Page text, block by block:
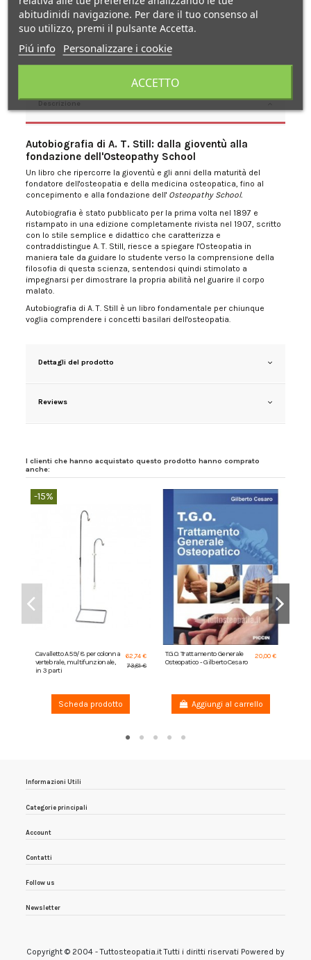
Descrizione
Autobiografia di A. T. Still: dalla gioventù alla
fondazione dell'Osteopathy School
Un libro che ripercorre la gioventù e gli anni della maturità del
fondatore dell'osteopatia e della medicina osteopatica, fino al
concepimento e alla fondazione dell' Osteopathy School.
Autobiografia è stato pubblicato per la prima volta nel 1897 e
ristampato in una edizione completamente rivista nel 1907, scritto
con lo stile semplice e didattico che caratterizza e
contraddistingue A. T. Still, riesce a spiegare l'Osteopatia in
maniera tale da guidare lo studente verso la comprensione della
filosofia di questa scienza, sentendosi quindi stimolato a
impegnarsi per dimostrare la propria abilità nel guarire il corpo
malato.
Autobiografia di A. T. Still è un libro fondamentale per chiunque
voglia comprendere i concetti basilari dell'osteopatia.
Dettagli del prodotto
Reviews
I clienti che hanno acquistato questo prodotto hanno comprato
anche:
-15%
Cavalletto A59/8 per colonna
vertebrale, multifunzionale,
in 3 parti
62,74 €
73,81 €
Scheda prodotto
T.G.O. Trattamento Generale
Osteopatico - Gilberto Cesaro
20,00 €
Aggiungi al carrello
Informazioni Utili
Categorie principali
Account
Contatti
abitudinidi navigazione. Per dare il tuo consenso al
suo utilizzo, premi il pulsante Accetta.
Piú info Personalizzare i cookie
ACCETTO
Follow us
Newsletter
Copyright © 2004 - Tuttosteopatia.it Tutti i diritti riservati Powered by